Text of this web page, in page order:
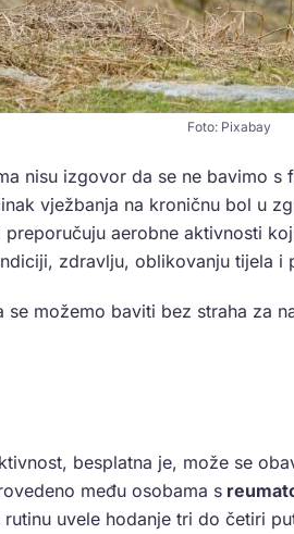
Foto: Pixabay
nisu izgovor da se ne bavimo s
vježbanja na kroničnu bol u
aerobne aktivnosti
zdravlju, oblikovanju tijela i
se možemo baviti bez straha za
besplatna je, može se
među osobama s
uvele hodanje tri do četiri